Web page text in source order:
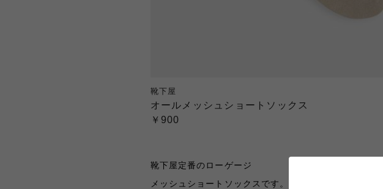
靴下屋
オールメッシュショートソックス
￥900
靴下屋定番のローゲージ
メッシュショートソックスです。